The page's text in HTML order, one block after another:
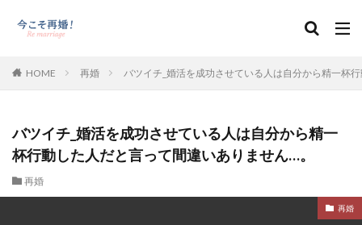
HOME 再婚 バツイチ_婚活を成功させている人は自分から精一杯
バツイチ_婚活を成功させている人は自分から精一
杯行動した人だと言って間違いありません…。
再婚
再婚